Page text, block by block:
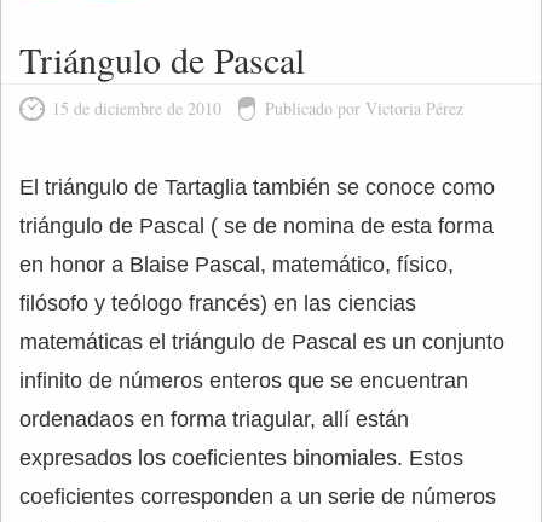
Triángulo de Pascal
15 de diciembre de 2010 Publicado por Victoria Pérez
El triángulo de Tartaglia también se conoce como
triángulo de Pascal ( se de nomina de esta forma
en honor a Blaise Pascal, matemático, físico,
filósofo y teólogo francés) en las ciencias
matemáticas el triángulo de Pascal es un conjunto
infinito de números enteros que se encuentran
ordenadaos en forma triagular, allí están
expresados los coeficientes binomiales. Estos
coeficientes corresponden a un serie de números